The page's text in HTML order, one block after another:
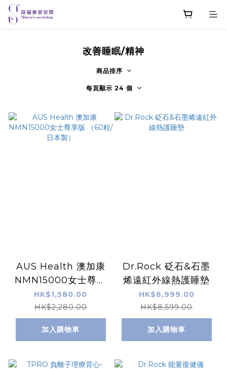
改善睡眠/精神
商品排序
每頁顯示 24 個
AUS Health 澳加康
NMN15000女士尊享
版 （60粒/日本製）
HK$1,580.00
HK$2,280.00
加入購物車
Dr.Rock 砭石&石墨
烯遠紅外線熱護睡墊
HK$6,999.00
HK$8,599.00
加入購物車